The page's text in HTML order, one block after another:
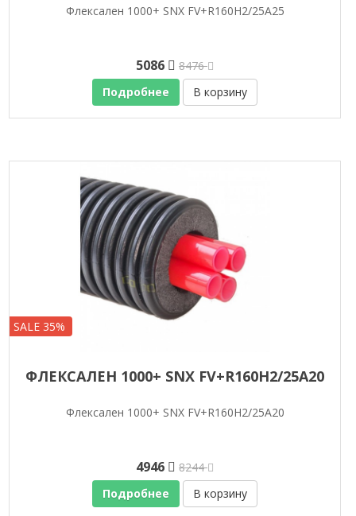
Флексален 1000+ SNX FV+R160H2/25A25
5086
8476
Подробнее
В корзину
SALE 35%
ФЛЕКСАЛЕН 1000+ SNX FV+R160H2/25A20
Флексален 1000+ SNX FV+R160H2/25A20
4946
8244
Подробнее
В корзину